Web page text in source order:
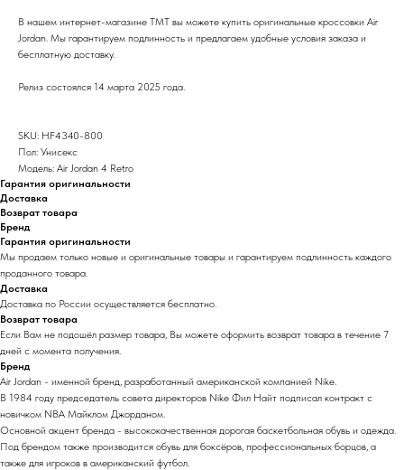
В нашем интернет-магазине TMT вы можете купить оригинальные кроссовки Air
Jordan. Мы гарантируем подлинность и предлагаем удобные условия заказа и
бесплатную доставку.
Релиз состоялся 14 марта 2025 года.
SKU: HF4340-800
Пол: Унисекс
Модель: Air Jordan 4 Retro
Гарантия оригинальности
Доставка
Возврат товара
Бренд
Гарантия оригинальности
Мы продаем только новые и оригинальные товары и гарантируем подлинность каждого
проданного товара.
Доставка
Доставка по России осуществляется бесплатно.
Возврат товара
Если Вам не подошёл размер товара, Вы можете оформить возврат товара в течение 7
дней с момента получения.
Бренд
Air Jordan - именной бренд, разработанный американской компанией Nike.
В 1984 году председатель совета директоров Nike Фил Найт подписал контракт с
новичком NBA Майклом Джорданом.
Основной акцент бренда - высококачественная дорогая баскетбольная обувь и одежда.
Под брендом также производится обувь для боксёров, профессиональных борцов, а
также для игроков в американский футбол.